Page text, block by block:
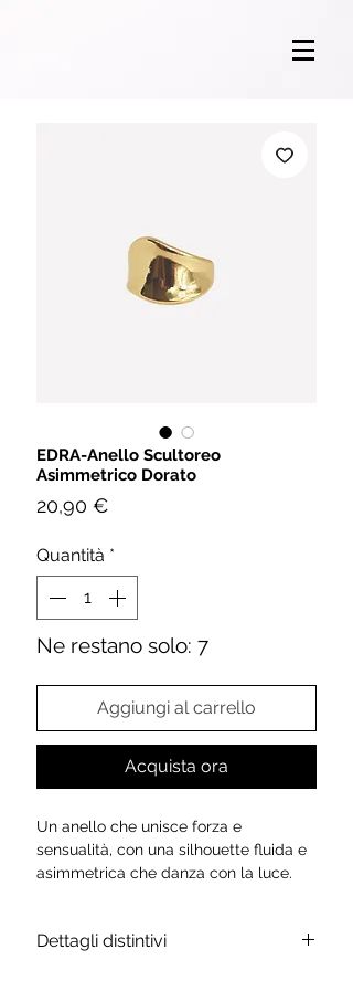
EDRA-Anello Scultoreo
Asimmetrico Dorato
20,90 €Prezzo
Quantità *
Ne restano solo: 7
Aggiungi al carrello
Acquista ora
Un anello che unisce forza e
sensualità, con una silhouette fluida e
asimmetrica che danza con la luce.
scultorea e alla morbidezza delle
Dettagli distintivi